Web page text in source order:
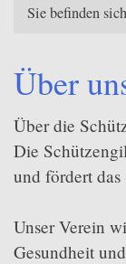
Sportstätten
Vereinszimmer
Mitglied
Stilles
Sie befinden
Über
Über die
Die
und fördert das
Unser Verein
Gesundheit